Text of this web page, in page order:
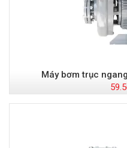
Máy bơm trục